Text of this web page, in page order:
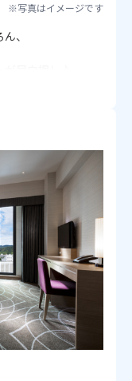
※写真はイメージです
、
に選択可能！
かかります。
ページ下部【旅
ル名をクリックし
は、ページ下部
ンベッドにエキス
ベッドのいずれ
たホテルをHISが
ル名の最初に👑
は